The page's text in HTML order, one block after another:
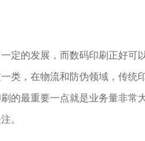
的发展，而数码印刷正好可
类，在物流和防伪领域，传
的最重要一点就是业务量非常
。